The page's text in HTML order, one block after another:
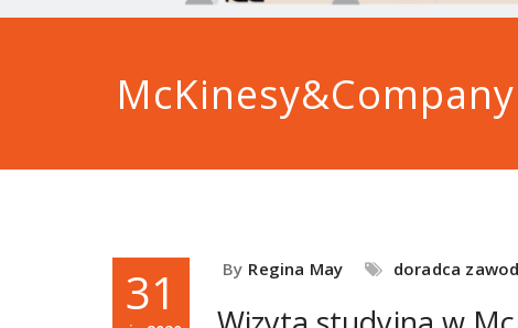
McKinesy&Company
31 By Regina May doradca